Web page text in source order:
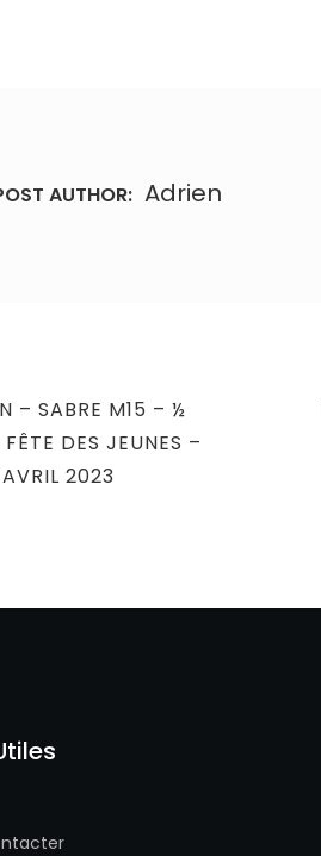
AUTHOR: Adrien
– SABRE M15 – ½
DES JEUNES –
2023